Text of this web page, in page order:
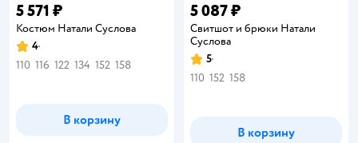
5 571 ₽
Костюм Натали Суслова
Рейтинг:
4
110 116 122 134 152 158
В корзину
5 087 ₽
Свитшот и брюки Натали
Суслова
Рейтинг:
5
110 152 158
В корзину